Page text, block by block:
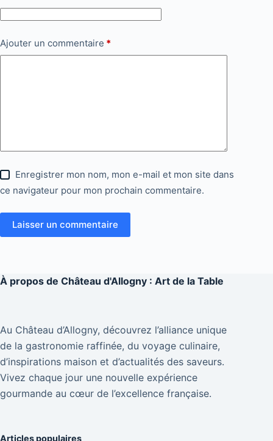
Ajouter un commentaire *
Enregistrer mon nom, mon e-mail et mon site dans
ce navigateur pour mon prochain commentaire.
Laisser un commentaire
À propos de Château d'Allogny : Art de la Table
Au Château d’Allogny, découvrez l’alliance unique
de la gastronomie raffinée, du voyage culinaire,
d’inspirations maison et d’actualités des saveurs.
Vivez chaque jour une nouvelle expérience
gourmande au cœur de l’excellence française.
Articles populaires